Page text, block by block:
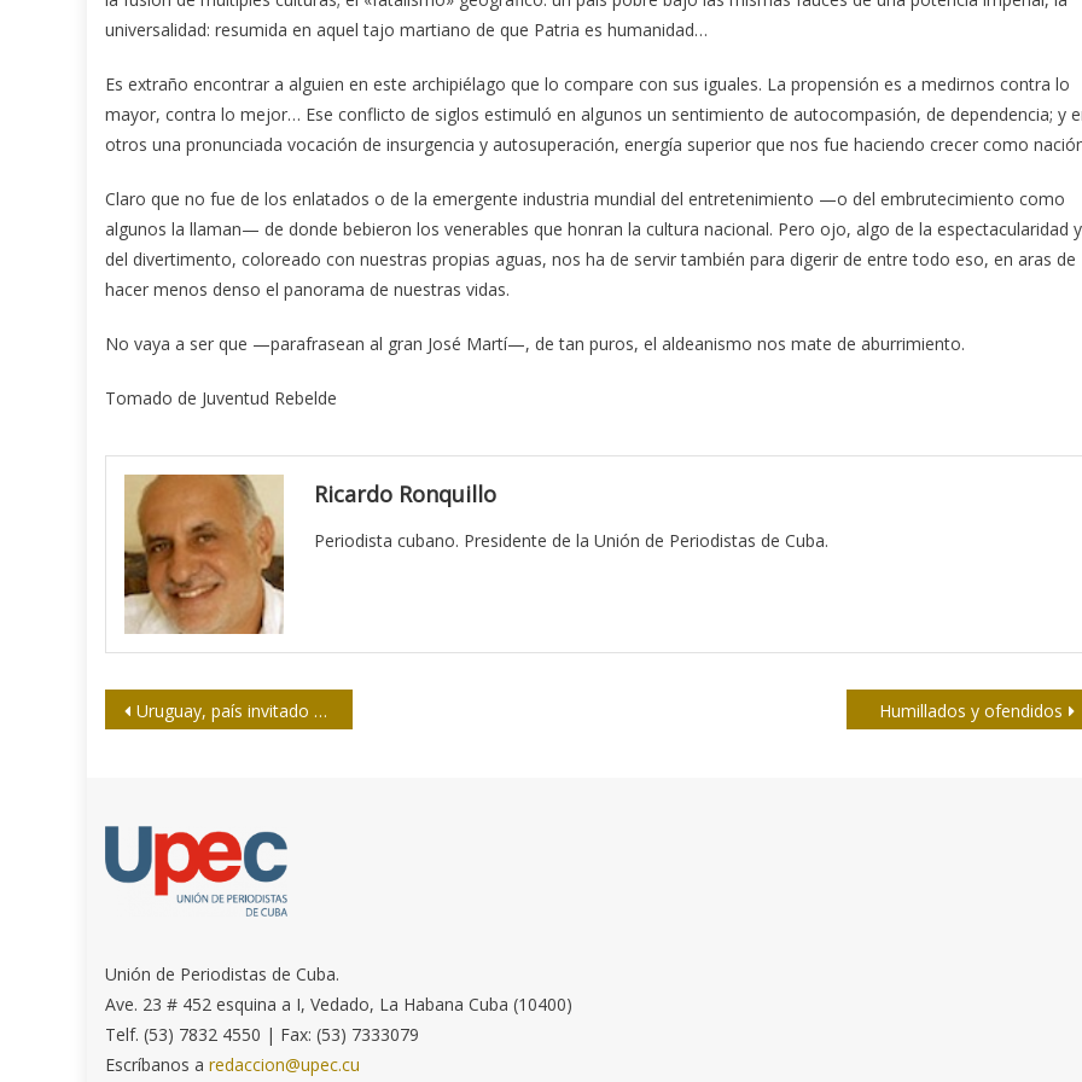
universalidad: resumida en aquel tajo martiano de que Patria es humanidad…
Es extraño encontrar a alguien en este archipiélago que lo compare con sus iguales. La propensión es a medirnos contra lo
mayor, contra lo mejor… Ese conflicto de siglos estimuló en algunos un sentimiento de autocompasión, de dependencia; y
otros una pronunciada vocación de insurgencia y autosuperación, energía superior que nos fue haciendo crecer como
Claro que no fue de los enlatados o de la emergente industria mundial del entretenimiento —o del embrutecimiento como
algunos la llaman— de donde bebieron los venerables que honran la cultura nacional. Pero ojo, algo de la espectacularidad y
del divertimento, coloreado con nuestras propias aguas, nos ha de servir también para digerir de entre todo eso, en aras de
hacer menos denso el panorama de nuestras vidas.
No vaya a ser que —parafrasean al gran José Martí—, de tan puros, el aldeanismo nos mate de aburrimiento.
Tomado de Juventud Rebelde
Ricardo Ronquillo
Periodista cubano. Presidente de la Unión de Periodistas de Cuba.
Navegación
Uruguay, país invitado a la Feria del Libro de 2016 Humillados y ofendidos
Unión de Periodistas de Cuba.
Ave. 23 # 452 esquina a I, Vedado, La Habana Cuba (10400)
Telf. (53) 7832 4550 | Fax: (53) 7333079
Escríbanos aredaccion@upec.cu